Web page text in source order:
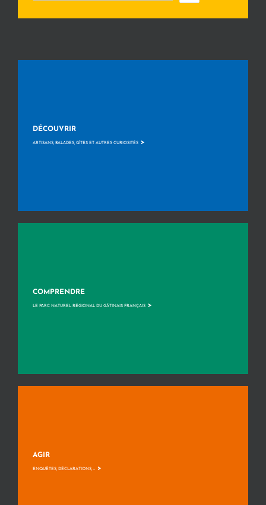
DÉCOUVRIR
ARTISANS, BALADES, GÎTES ET AUTRES CURIOSITÉS >
COMPRENDRE
LE PARC NATUREL RÉGIONAL DU GÂTINAIS FRANÇAIS >
AGIR
ENQUÊTES, DÉCLARATIONS, ... >